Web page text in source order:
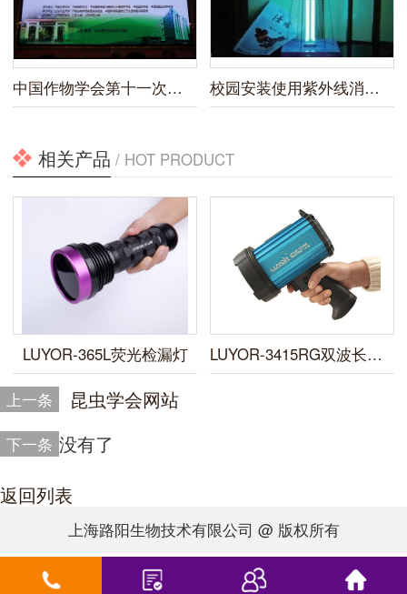
中国作物学会第十一次全国会员代表大会暨2019年学术年会 校园安装使用紫外线消毒灯新规
相关产品 / HOT PRODUCT
LUYOR-365L荧光检漏灯 LUYOR-3415RG双波长便携式荧光蛋白激发光源
上一条 昆虫学会网站
下一条 没有了
返回列表
上海路阳生物技术有限公司 @ 版权所有